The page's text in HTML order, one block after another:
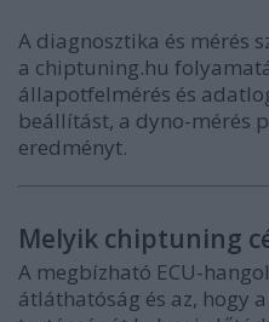
A diagnosztika és mérés
a chiptuning.hu
állapotfelmérés és
beállítást, a dyno-mérés
eredményt.
Melyik chiptuning
A megbízható ECU-
átláthatóság és az, hogy